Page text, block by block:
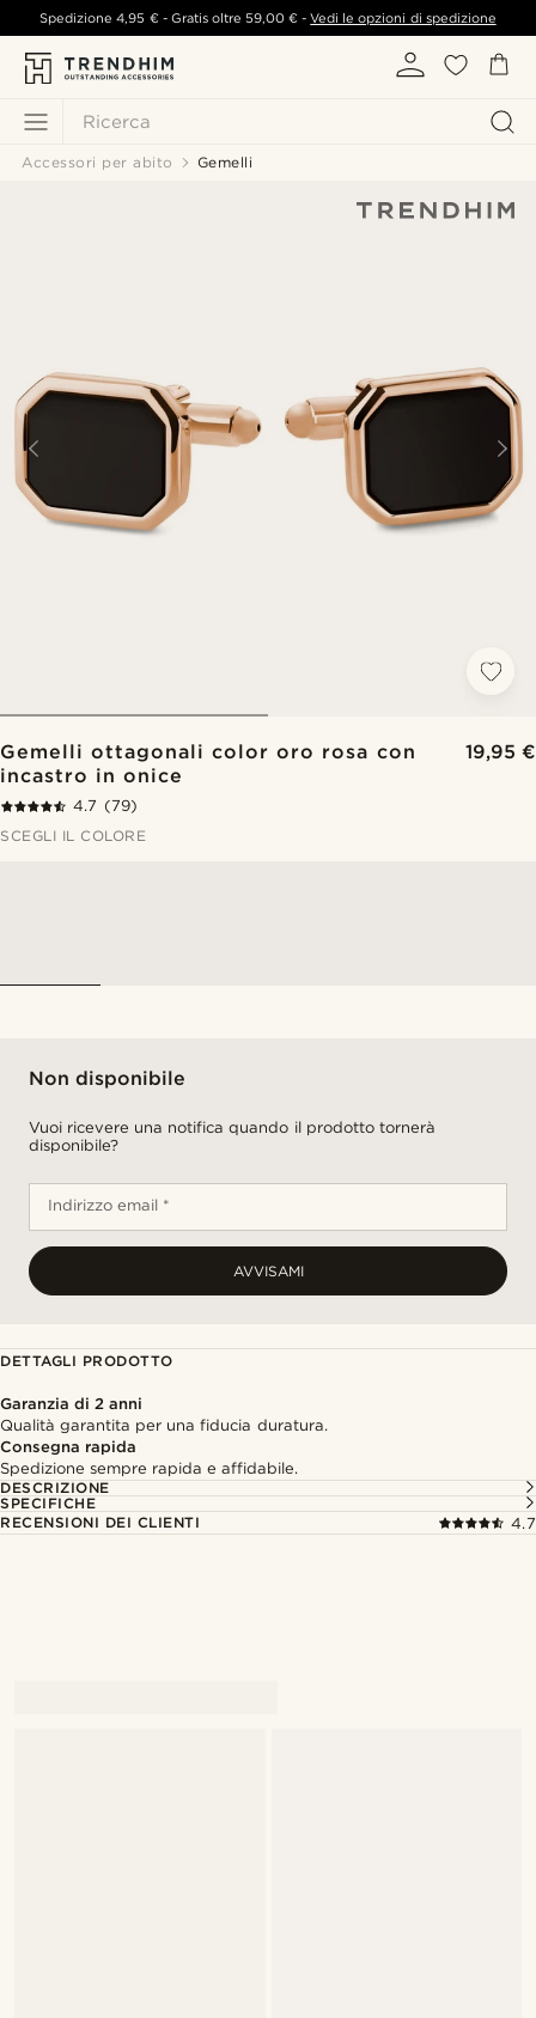
Ricerca
Spedizione4,95 €- Gratis oltre 59,00 € -Vedi le opzioni di spedizione
Accessori per abito Gemelli
Gemelli ottagonali color oro rosa con
incastro in onice
19,95 €
4.7 (79)
SCEGLI IL COLORE
Non disponibile
Vuoi ricevere una notifica quando il prodotto tornerà
disponibile?
Indirizzo email *
AVVISAMI
DETTAGLI PRODOTTO
Garanzia di 2 anni
Qualità garantita per una fiducia duratura.
Consegna rapida
Spedizione sempre rapida e affidabile.
DESCRIZIONE
SPECIFICHE
RECENSIONI DEI CLIENTI
4.7